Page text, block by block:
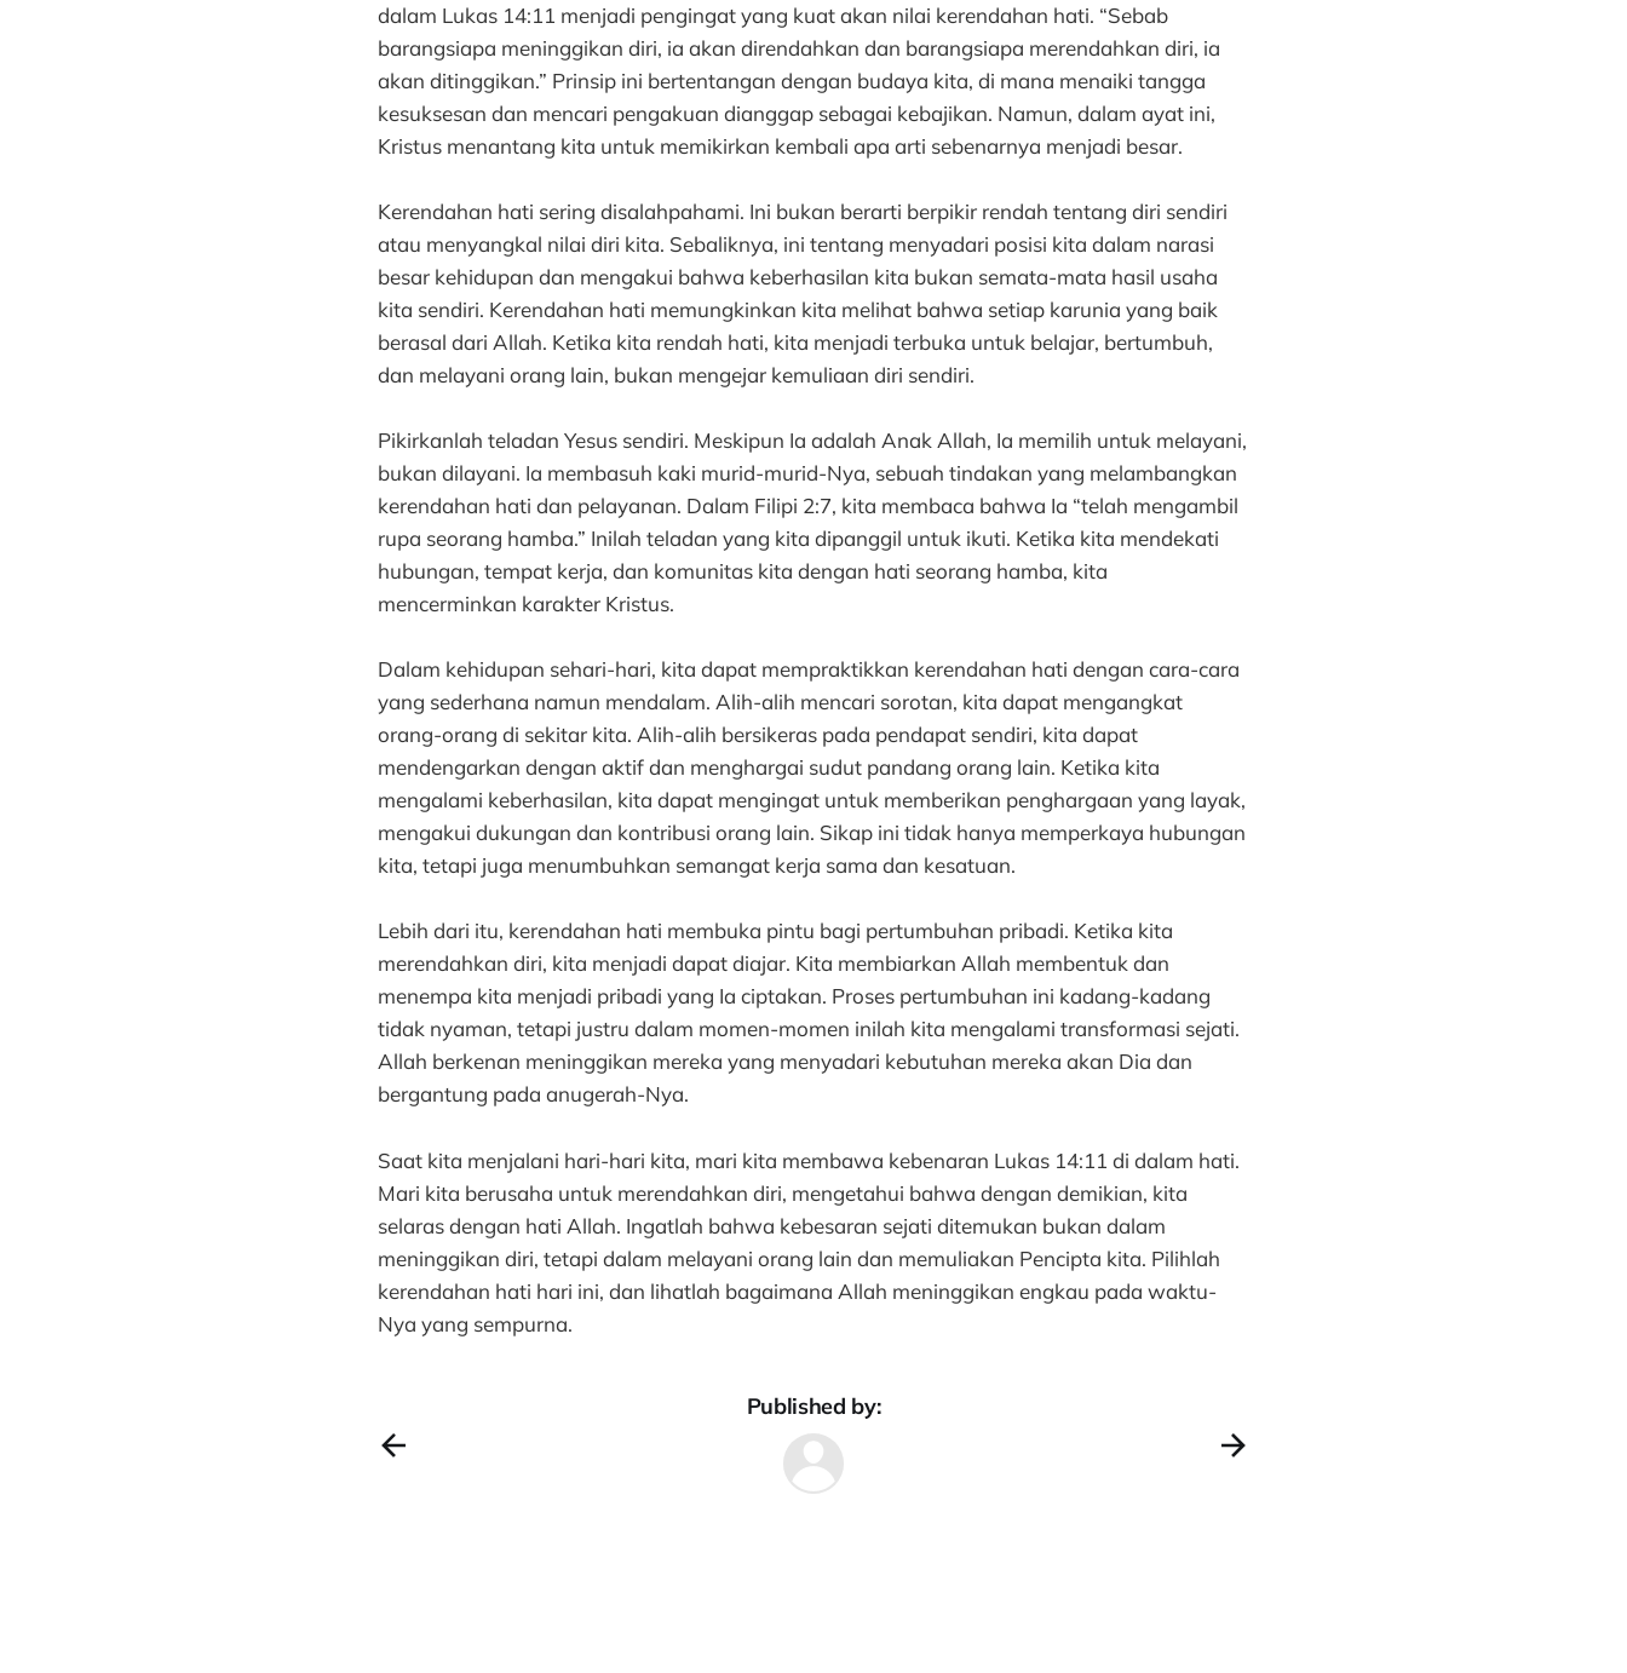
dalam Lukas 14:11 menjadi pengingat yang kuat akan nilai kerendahan hati. “Sebab
barangsiapa meninggikan diri, ia akan direndahkan dan barangsiapa merendahkan diri, ia
akan ditinggikan.” Prinsip ini bertentangan dengan budaya kita, di mana menaiki tangga
kesuksesan dan mencari pengakuan dianggap sebagai kebajikan. Namun, dalam ayat ini,
Kristus menantang kita untuk memikirkan kembali apa arti sebenarnya menjadi besar.
Kerendahan hati sering disalahpahami. Ini bukan berarti berpikir rendah tentang diri sendiri
atau menyangkal nilai diri kita. Sebaliknya, ini tentang menyadari posisi kita dalam narasi
besar kehidupan dan mengakui bahwa keberhasilan kita bukan semata-mata hasil usaha
kita sendiri. Kerendahan hati memungkinkan kita melihat bahwa setiap karunia yang baik
berasal dari Allah. Ketika kita rendah hati, kita menjadi terbuka untuk belajar, bertumbuh,
dan melayani orang lain, bukan mengejar kemuliaan diri sendiri.
Pikirkanlah teladan Yesus sendiri. Meskipun Ia adalah Anak Allah, Ia memilih untuk melayani,
bukan dilayani. Ia membasuh kaki murid-murid-Nya, sebuah tindakan yang melambangkan
kerendahan hati dan pelayanan. Dalam Filipi 2:7, kita membaca bahwa Ia “telah mengambil
rupa seorang hamba.” Inilah teladan yang kita dipanggil untuk ikuti. Ketika kita mendekati
hubungan, tempat kerja, dan komunitas kita dengan hati seorang hamba, kita
mencerminkan karakter Kristus.
Dalam kehidupan sehari-hari, kita dapat mempraktikkan kerendahan hati dengan cara-cara
yang sederhana namun mendalam. Alih-alih mencari sorotan, kita dapat mengangkat
orang-orang di sekitar kita. Alih-alih bersikeras pada pendapat sendiri, kita dapat
mendengarkan dengan aktif dan menghargai sudut pandang orang lain. Ketika kita
mengalami keberhasilan, kita dapat mengingat untuk memberikan penghargaan yang layak,
mengakui dukungan dan kontribusi orang lain. Sikap ini tidak hanya memperkaya hubungan
kita, tetapi juga menumbuhkan semangat kerja sama dan kesatuan.
Lebih dari itu, kerendahan hati membuka pintu bagi pertumbuhan pribadi. Ketika kita
merendahkan diri, kita menjadi dapat diajar. Kita membiarkan Allah membentuk dan
menempa kita menjadi pribadi yang Ia ciptakan. Proses pertumbuhan ini kadang-kadang
tidak nyaman, tetapi justru dalam momen-momen inilah kita mengalami transformasi sejati.
Allah berkenan meninggikan mereka yang menyadari kebutuhan mereka akan Dia dan
bergantung pada anugerah-Nya.
Saat kita menjalani hari-hari kita, mari kita membawa kebenaran Lukas 14:11 di dalam hati.
Mari kita berusaha untuk merendahkan diri, mengetahui bahwa dengan demikian, kita
selaras dengan hati Allah. Ingatlah bahwa kebesaran sejati ditemukan bukan dalam
meninggikan diri, tetapi dalam melayani orang lain dan memuliakan Pencipta kita. Pilihlah
kerendahan hati hari ini, dan lihatlah bagaimana Allah meninggikan engkau pada waktu-
Nya yang sempurna.
Published by: